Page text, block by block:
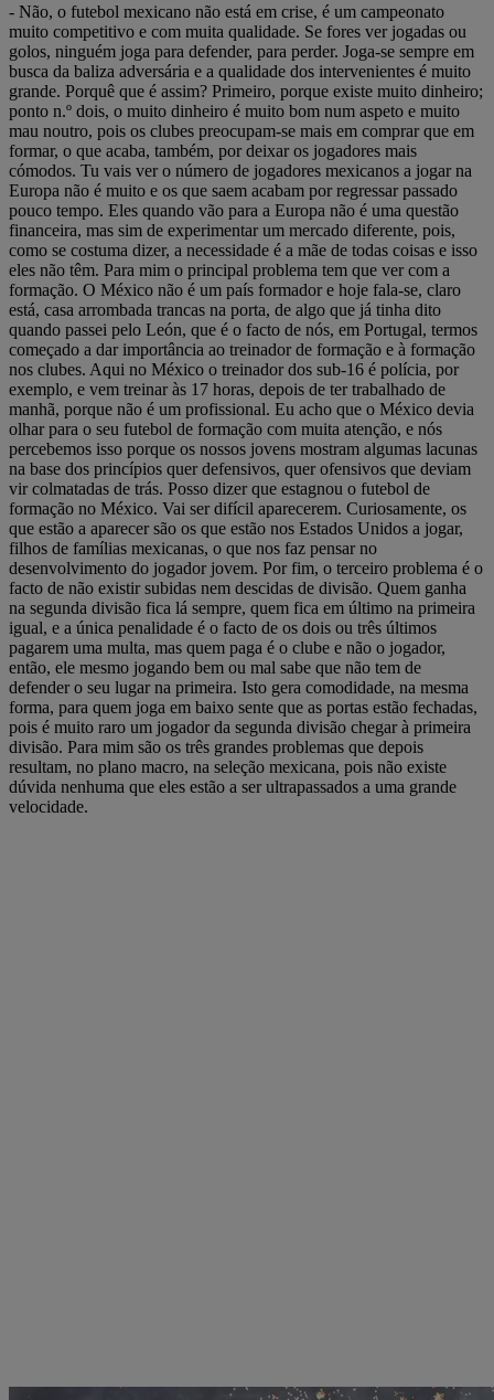
- Não, o futebol mexicano não está em crise, é um campeonato
muito competitivo e com muita qualidade. Se fores ver jogadas ou
golos, ninguém joga para defender, para perder. Joga-se sempre em
busca da baliza adversária e a qualidade dos intervenientes é muito
grande. Porquê que é assim? Primeiro, porque existe muito dinheiro;
ponto n.º dois, o muito dinheiro é muito bom num aspeto e muito
mau noutro, pois os clubes preocupam-se mais em comprar que em
formar, o que acaba, também, por deixar os jogadores mais
cómodos. Tu vais ver o número de jogadores mexicanos a jogar na
Europa não é muito e os que saem acabam por regressar passado
pouco tempo. Eles quando vão para a Europa não é uma questão
financeira, mas sim de experimentar um mercado diferente, pois,
como se costuma dizer, a necessidade é a mãe de todas coisas e isso
eles não têm. Para mim o principal problema tem que ver com a
formação. O México não é um país formador e hoje fala-se, claro
está, casa arrombada trancas na porta, de algo que já tinha dito
quando passei pelo León, que é o facto de nós, em Portugal, termos
começado a dar importância ao treinador de formação e à formação
nos clubes. Aqui no México o treinador dos sub-16 é polícia, por
exemplo, e vem treinar às 17 horas, depois de ter trabalhado de
manhã, porque não é um profissional. Eu acho que o México devia
olhar para o seu futebol de formação com muita atenção, e nós
percebemos isso porque os nossos jovens mostram algumas lacunas
na base dos princípios quer defensivos, quer ofensivos que deviam
vir colmatadas de trás. Posso dizer que estagnou o futebol de
formação no México. Vai ser difícil aparecerem. Curiosamente, os
que estão a aparecer são os que estão nos Estados Unidos a jogar,
filhos de famílias mexicanas, o que nos faz pensar no
desenvolvimento do jogador jovem. Por fim, o terceiro problema é o
facto de não existir subidas nem descidas de divisão. Quem ganha
na segunda divisão fica lá sempre, quem fica em último na primeira
igual, e a única penalidade é o facto de os dois ou três últimos
pagarem uma multa, mas quem paga é o clube e não o jogador,
então, ele mesmo jogando bem ou mal sabe que não tem de
defender o seu lugar na primeira. Isto gera comodidade, na mesma
forma, para quem joga em baixo sente que as portas estão fechadas,
pois é muito raro um jogador da segunda divisão chegar à primeira
divisão. Para mim são os três grandes problemas que depois
resultam, no plano macro, na seleção mexicana, pois não existe
dúvida nenhuma que eles estão a ser ultrapassados a uma grande
velocidade.